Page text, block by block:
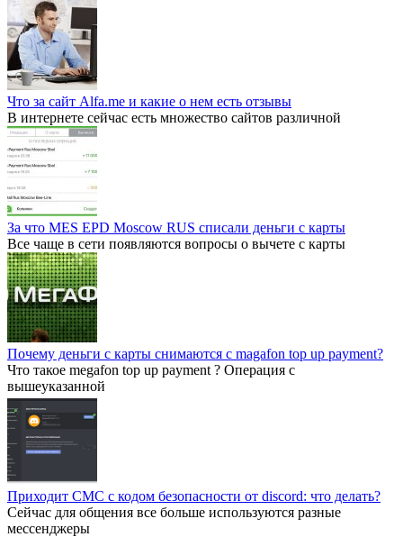
Что за сайт Alfa.me и какие о нем есть отзывы
В интернете сейчас есть множество сайтов различной
За что MES EPD Moscow RUS списали деньги с карты
Все чаще в сети появляются вопросы о вычете с карты
Почему деньги с карты снимаются с magafon top up payment?
Что такое megafon top up payment ? Операция с
вышеуказанной
Приходит СМС с кодом безопасности от discord: что делать?
Сейчас для общения все больше используются разные
мессенджеры